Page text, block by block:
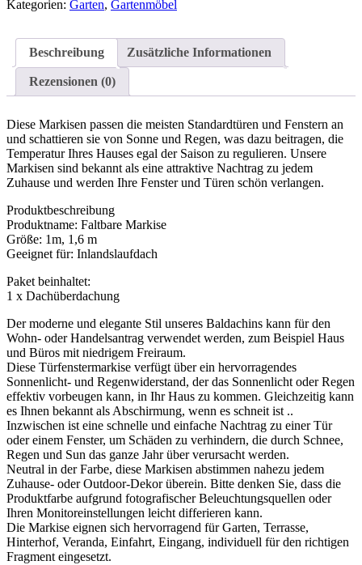
Kategorien: Garten, Gartenmöbel
Beschreibung Zusätzliche Informationen
Rezensionen (0)
Diese Markisen passen die meisten Standardtüren und Fenstern an
und schattieren sie von Sonne und Regen, was dazu beitragen, die
Temperatur Ihres Hauses egal der Saison zu regulieren. Unsere
Markisen sind bekannt als eine attraktive Nachtrag zu jedem
Zuhause und werden Ihre Fenster und Türen schön verlangen.
Produktbeschreibung
Produktname: Faltbare Markise
Größe: 1m, 1,6 m
Geeignet für: Inlandslaufdach
Paket beinhaltet:
1 x Dachüberdachung
Der moderne und elegante Stil unseres Baldachins kann für den
Wohn- oder Handelsantrag verwendet werden, zum Beispiel Haus
und Büros mit niedrigem Freiraum.
Diese Türfenstermarkise verfügt über ein hervorragendes
Sonnenlicht- und Regenwiderstand, der das Sonnenlicht oder Regen
effektiv vorbeugen kann, in Ihr Haus zu kommen. Gleichzeitig kann
es Ihnen bekannt als Abschirmung, wenn es schneit ist ..
Inzwischen ist eine schnelle und einfache Nachtrag zu einer Tür
oder einem Fenster, um Schäden zu verhindern, die durch Schnee,
Regen und Sun das ganze Jahr über verursacht werden.
Neutral in der Farbe, diese Markisen abstimmen nahezu jedem
Zuhause- oder Outdoor-Dekor überein. Bitte denken Sie, dass die
Produktfarbe aufgrund fotografischer Beleuchtungsquellen oder
Ihren Monitoreinstellungen leicht differieren kann.
Die Markise eignen sich hervorragend für Garten, Terrasse,
Hinterhof, Veranda, Einfahrt, Eingang, individuell für den richtigen
Fragment eingesetzt.